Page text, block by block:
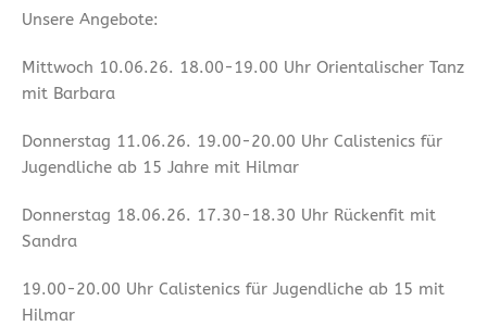
Unsere Angebote:
Mittwoch 10.06.26. 18.00-19.00 Uhr Orientalischer Tanz
mit Barbara
Donnerstag 11.06.26. 19.00-20.00 Uhr Calistenics für
Jugendliche ab 15 Jahre mit Hilmar
Donnerstag 18.06.26. 17.30-18.30 Uhr Rückenfit mit
Sandra
19.00-20.00 Uhr Calistenics für Jugendliche ab 15 mit
Hilmar